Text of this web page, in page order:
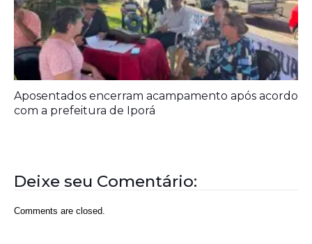
Prefeitura entrega melhorias em escolas